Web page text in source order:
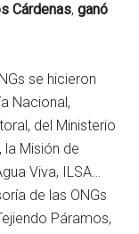
Cárdenas,ganó
se hicieron
Nacional,
del Ministerio
la Misión de
Viva, ILSA…
de las ONGs
Páramos,